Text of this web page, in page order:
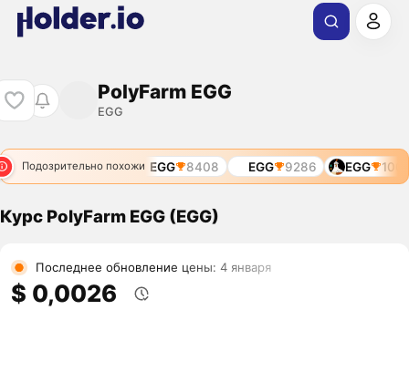
PolyFarm EGG
EGG
Подозрительно похожи
EGG 7798 EGG 8408 EGG 9286 EGG
Курс PolyFarm EGG (EGG)
Последнее обновление цены: 4 января
$ 0,0026